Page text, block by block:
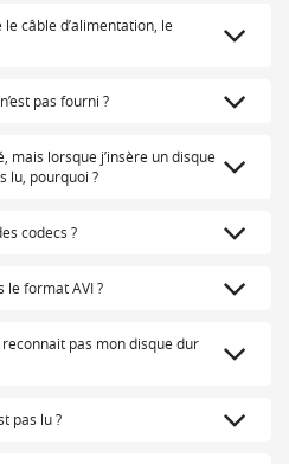
câble d’alimentation, le
pas fourni ?
mais lorsque j’insère un disque
lu, pourquoi ?
codecs ?
le format AVI ?
pas mon disque dur
pas lu ?